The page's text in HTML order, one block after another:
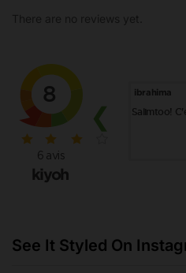
See It Styled On